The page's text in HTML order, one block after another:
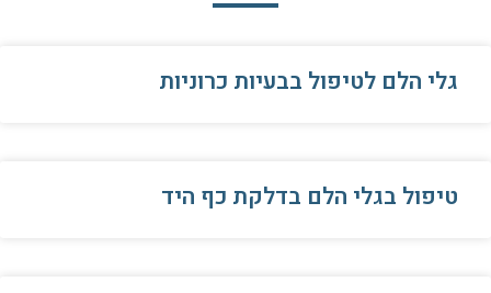
גלי הלם לטיפול בבעיות כרוניות
טיפול בגלי הלם בדלקת כף היד